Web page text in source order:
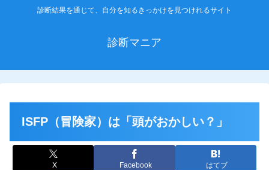
診断結果を通じて、自分を知るきっかけを見つけれるサイト
診断マニア
ISFP（冒険家）は「頭がおかしい？」
X Facebook はてブ